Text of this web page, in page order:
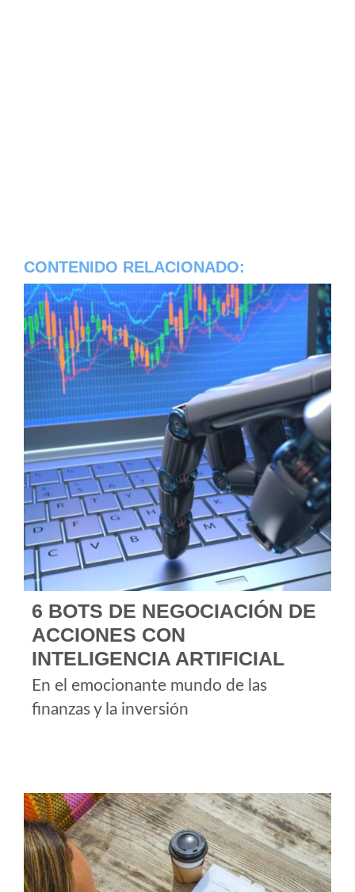
CONTENIDO RELACIONADO:
6 BOTS DE NEGOCIACIÓN DE
ACCIONES CON
INTELIGENCIA ARTIFICIAL
En el emocionante mundo de las
finanzas y la inversión